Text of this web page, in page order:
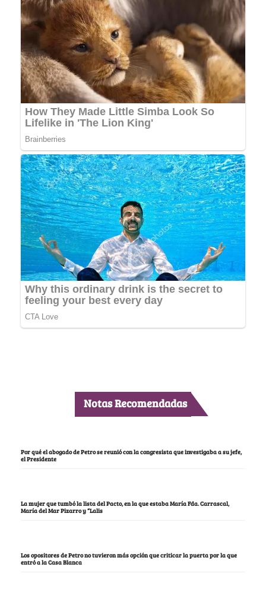
Notas Recomendadas
Por qué el abogado de Petro se reunió con la congresista que investigaba a su jefe,
el Presidente
La mujer que tumbó la lista del Pacto, en la que estaba María Fda. Carrascal,
María del Mar Pizarro y “Lalis
Los opositores de Petro no tuvieron más opción que criticar la puerta por la que
entró a la Casa Blanca